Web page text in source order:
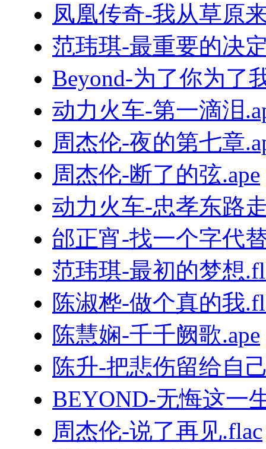
凤凰传奇-我从草原
范玮琪-最重要的决
Beyond-为了你为了
动力火车-第一滴泪
周杰伦-夜的第七章
周杰伦-断了的弦.ape
动力火车-忠孝东路
邰正宵-找一个字代
范玮琪-最初的梦想
陈淑桦-做个真的我
陈慧娴-千千阙歌.ape
陈升-把悲伤留给自
BEYOND-无悔这一
周杰伦-说了再见.flac